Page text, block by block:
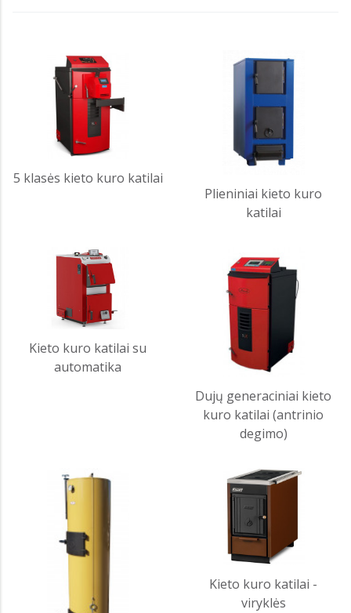
5 klasės kieto kuro katilai
Plieniniai kieto kuro
katilai
Kieto kuro katilai su
automatika
Dujų generaciniai kieto
kuro katilai (antrinio
degimo)
Kieto kuro katilai -
viryklės